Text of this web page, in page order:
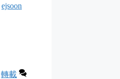
ejsoon
轉載